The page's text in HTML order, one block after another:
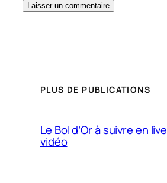
PLUS DE PUBLICATIONS
Le Bol d’Or à suivre en live
vidéo